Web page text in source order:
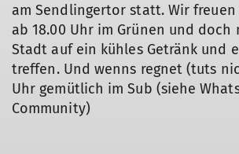
am Sendlingertor statt. Wir
ab 18.00 Uhr im Grünen und
Stadt auf ein kühles Getränk und
treffen. Und wenns regnet (tuts
Uhr gemütlich im Sub (siehe
Community)